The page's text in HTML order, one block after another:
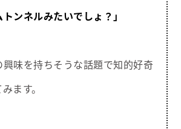
ンネルみたいでしょ？」
興味を持ちそうな話題で知的好奇
ます。